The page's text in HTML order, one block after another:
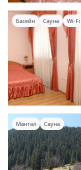
Басейн Сауна Wi-Fi
Мангал Сауна